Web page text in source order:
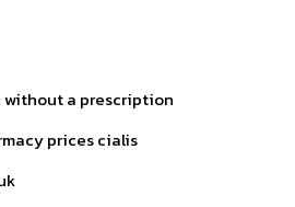
a prescription
prices cialis